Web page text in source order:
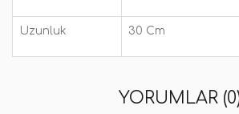
Uzunluk 30 Cm
YORUMLAR